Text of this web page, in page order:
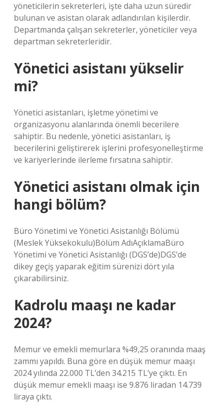
yöneticilerin sekreterleri, işte daha uzun süredir
bulunan ve asistan olarak adlandırılan kişilerdir.
Departmanda çalışan sekreterler, yöneticiler veya
departman sekreterleridir.
Yönetici asistanı yükselir
mi?
Yönetici asistanları, işletme yönetimi ve
organizasyonu alanlarında önemli becerilere
sahiptir. Bu nedenle, yönetici asistanları, iş
becerilerini geliştirerek işlerini profesyonelleştirme
ve kariyerlerinde ilerleme fırsatına sahiptir.
Yönetici asistanı olmak için
hangi bölüm?
Büro Yönetimi ve Yönetici Asistanlığı Bölümü
(Meslek Yüksekokulu)Bölüm AdıAçıklamaBüro
Yönetimi ve Yönetici Asistanlığı (DGS’de)DGS’de
dikey geçiş yaparak eğitim sürenizi dört yıla
çıkarabilirsiniz.
Kadrolu maaşı ne kadar
2024?
Memur ve emekli memurlara %49,25 oranında maaş
zammı yapıldı. Buna göre en düşük memur maaşı
2024 yılında 22.000 TL’den 34.215 TL’ye çıktı. En
düşük memur emekli maaşı ise 9.876 liradan 14.739
liraya çıktı.